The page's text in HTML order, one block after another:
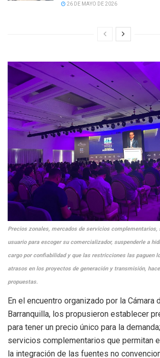
26 DE MAYO DE 2026
Precios zonales, mercados de servicios complementarios,
usuario para escoger su comercializador, suspenderle a
cargo por confiabilidad y que las restricciones las paguen
atrasos en los proyectos de generación y transmisión,
propuestas.
En el encuentro organizado por la Cámara
Barranquilla, los propusieron establecer
para tener un precio único para la
servicios complementarios que permitan
la integración de las fuentes no